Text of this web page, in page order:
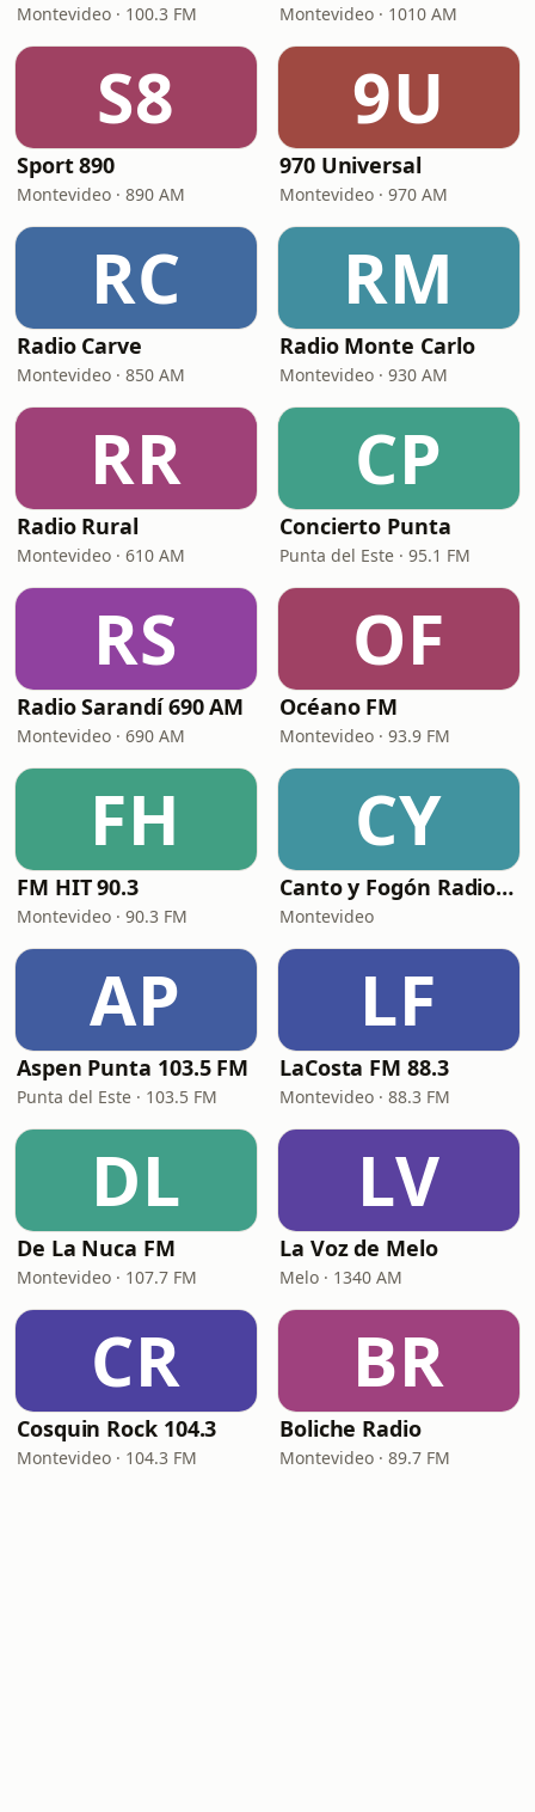
Montevideo · 100.3 FM Montevideo · 1010 AM
S8
Sport 890
Montevideo · 890 AM
9U
970 Universal
Montevideo · 970 AM
RC
Radio Carve
Montevideo · 850 AM
RM
Radio Monte Carlo
Montevideo · 930 AM
RR
Radio Rural
Montevideo · 610 AM
CP
Concierto Punta
Punta del Este · 95.1 FM
RS
Radio Sarandí 690 AM
Montevideo · 690 AM
OF
Océano FM
Montevideo · 93.9 FM
FH
FM HIT 90.3
Montevideo · 90.3 FM
CY
Canto y Fogón Radio Web
Montevideo
AP
Aspen Punta 103.5 FM
Punta del Este · 103.5 FM
LF
LaCosta FM 88.3
Montevideo · 88.3 FM
DL
De La Nuca FM
Montevideo · 107.7 FM
LV
La Voz de Melo
Melo · 1340 AM
CR
Cosquin Rock 104.3
Montevideo · 104.3 FM
BR
Boliche Radio
Montevideo · 89.7 FM